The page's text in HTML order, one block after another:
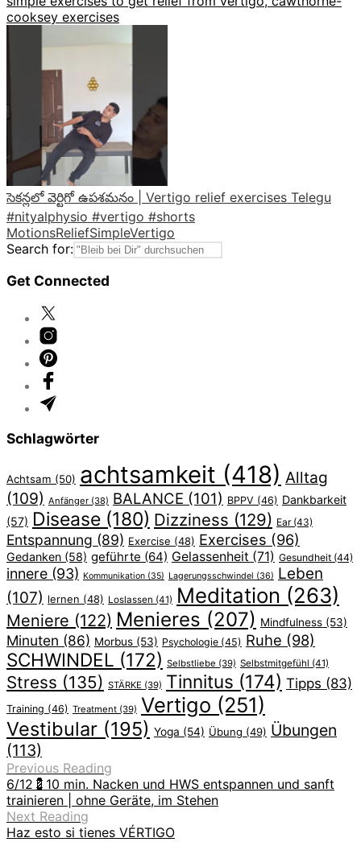
cooksey exercises
సెకన్లలో వెర్టిగో ఉపశమనం | Vertigo relief exercises Telegu
#nityalphysio #vertigo #shorts
MotionsReliefSimpleVertigo
Search for:
Get Connected
Schlagwörter
Achtsam (50) achtsamkeit (418) Alltag
(109) Anfänger (38) BALANCE (101) BPPV (46) Dankbarkeit
(57) Disease (180) Dizziness (129) Ear(43)
Entspannung (89) Exercise (48) Exercises (96)
Gedanken (58) geführte (64) Gelassenheit (71) Gesundheit (44)
innere (93) Kommunikation (35) Lagerungsschwindel (36) Leben
(107) lernen (48) Loslassen (41) Meditation (263)
Meniere (122) Menieres (207) Mindfulness (53)
Minuten (86) Morbus (53) Psychologie (45) Ruhe (98)
SCHWINDEL (172) Selbstliebe (39) Selbstmitgefühl (41)
Stress (135) STÄRKE (39) Tinnitus (174) Tipps (83)
Training (46) Treatment (39) Vertigo (251)
Vestibular (195) Yoga (54) Übung (49) Übungen
(113)
Previous Reading
6/12💈10 min. Nacken und HWS entspannen und sanft
trainieren | ohne Geräte, im Stehen
Next Reading
Haz esto si tienes VÉRTIGO